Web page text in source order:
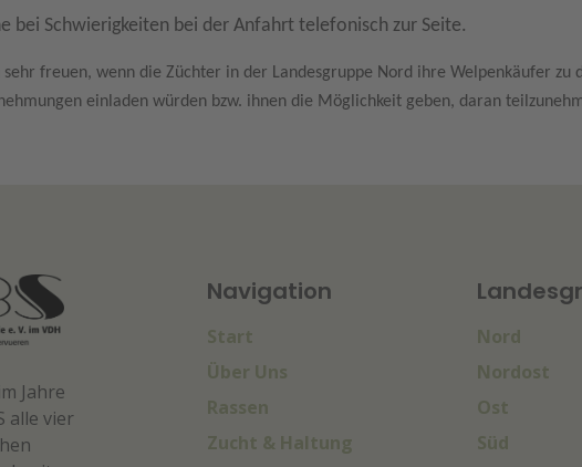
bei Schwierigkeiten bei der Anfahrt telefonisch zur Seite.
sehr freuen, wenn die Züchter in der Landesgruppe Nord ihre Welpenkäufer zu
einladen würden bzw. ihnen die Möglichkeit geben, daran
Jahre
alle vier
Navigation
Start
Über Uns
Rassen
Zucht & Haltung
Nord
Nordost
Ost
Süd